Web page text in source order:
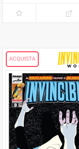
Rosso
ACQUISTA